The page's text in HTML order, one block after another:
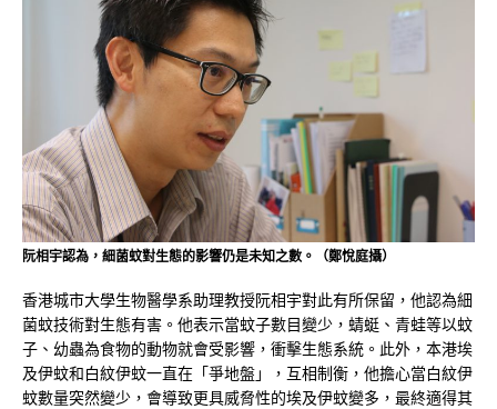
阮相宇認為，細菌蚊對生態的影響仍是未知之數。（鄭悅庭攝）
香港城市大學生物醫學系助理教授阮相宇對此有所保留，他認為細
菌蚊技術對生態有害。他表示當蚊子數目變少，蜻蜓、青蛙等以蚊
子、幼蟲為食物的動物就會受影響，衝擊生態系統。此外，本港埃
及伊蚊和白紋伊蚊一直在「爭地盤」，互相制衡，他擔心當白紋伊
蚊數量突然變少，會導致更具威脅性的埃及伊蚊變多，最終適得其